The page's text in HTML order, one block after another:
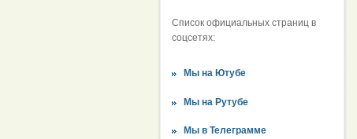
Список официальных страниц в
соцсетях:
Мы на Ютубе
Мы на Рутубе
Мы в Телеграмме